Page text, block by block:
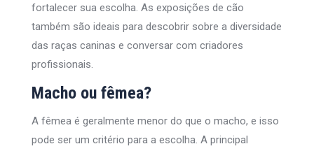
fortalecer sua escolha. As exposições de cão
também são ideais para descobrir sobre a diversidade
das raças caninas e conversar com criadores
profissionais.
Macho ou fêmea?
A fêmea é geralmente menor do que o macho, e isso
pode ser um critério para a escolha. A principal